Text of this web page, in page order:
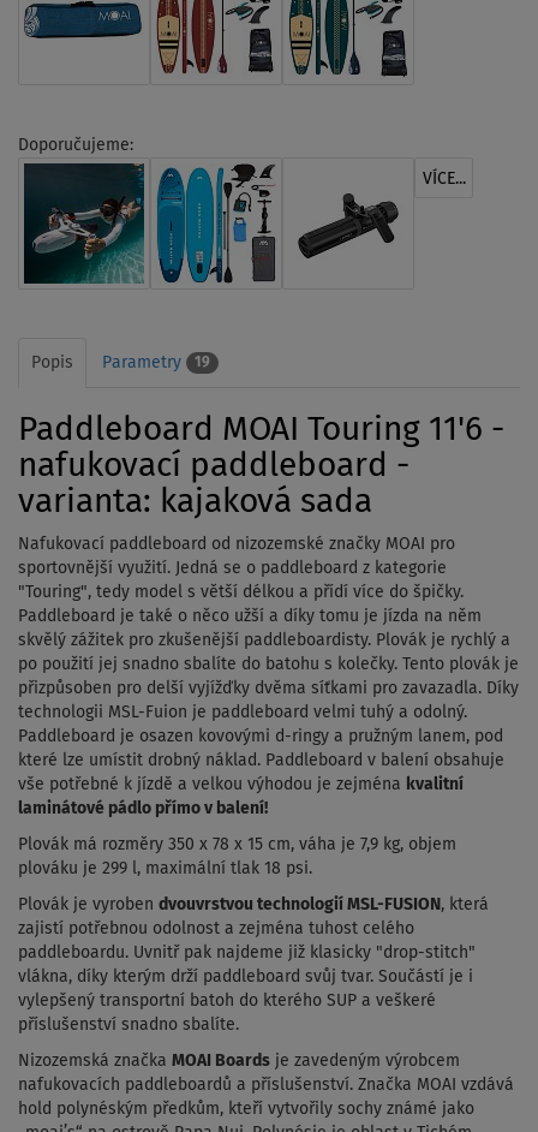
Doporučujeme:
VÍCE...
Popis Parametry 19
Paddleboard MOAI Touring 11'6 -
nafukovací paddleboard -
varianta: kajaková sada
Nafukovací paddleboard od nizozemské značky MOAI pro
sportovnější využití. Jedná se o paddleboard z kategorie
"Touring", tedy model s větší délkou a přídí více do špičky.
Paddleboard je také o něco užší a díky tomu je jízda na něm
skvělý zážitek pro zkušenější paddleboardisty. Plovák je rychlý a
po použití jej snadno sbalíte do batohu s kolečky. Tento plovák je
přizpůsoben pro delší vyjížďky dvěma síťkami pro zavazadla. Díky
technologii MSL-Fuion je paddleboard velmi tuhý a odolný.
Paddleboard je osazen kovovými d-ringy a pružným lanem, pod
které lze umístit drobný náklad. Paddleboard v balení obsahuje
vše potřebné k jízdě a velkou výhodou je zejména kvalitní
laminátové pádlo přímo v balení!
Plovák má rozměry 350 x 78 x 15 cm, váha je 7,9 kg, objem
plováku je 299 l, maximální tlak 18 psi.
Plovák je vyroben dvouvrstvou technologií MSL-FUSION , která
zajistí potřebnou odolnost a zejména tuhost celého
paddleboardu. Uvnitř pak najdeme již klasicky "drop-stitch"
vlákna, díky kterým drží paddleboard svůj tvar. Součástí je i
vylepšený transportní batoh do kterého SUP a veškeré
příslušenství snadno sbalíte.
Nizozemská značka MOAI Boards je zavedeným výrobcem
nafukovacích paddleboardů a příslušenství. Značka MOAI vzdává
hold polynéským předkům, kteří vytvořily sochy známé jako